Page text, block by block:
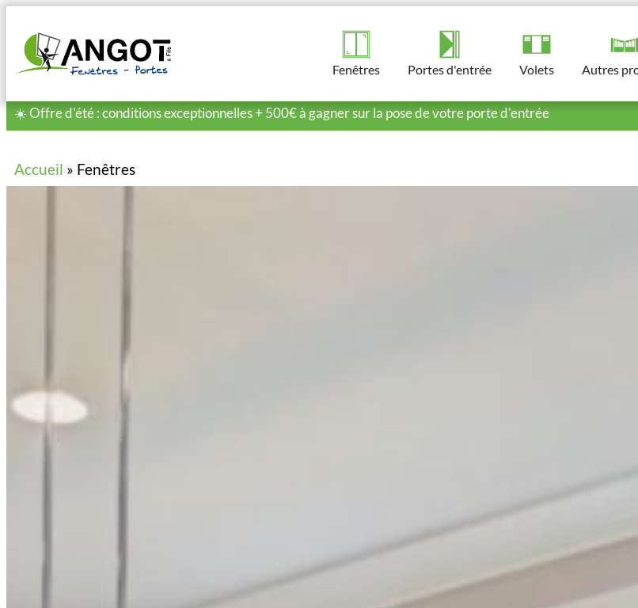
Fenêtres Portes d'entrée​ Volets​ Autres
☀️ Offre d'été : conditions exceptionnelles + 500€ à gagner sur la pose de votre porte d'entrée
Accueil » Fenêtres